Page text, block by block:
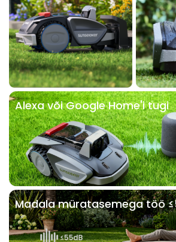
Alexa või Google Home'i tugi
Madala müratasemega töö